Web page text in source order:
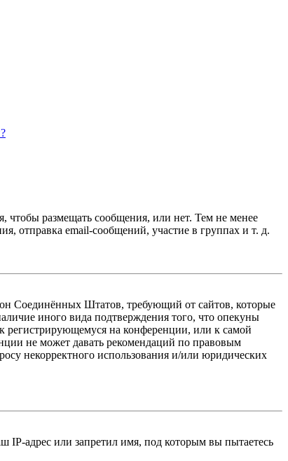
чтобы размещать сообщения, или нет. Тем не менее
отправка email-сообщений, участие в группах и т. д.
Соединённых Штатов, требующий от сайтов, которые
иного вида подтверждения того, что опекуны
регистрирующемуся на конференции, или к самой
не может давать рекомендаций по правовым
некорректного использования и/или юридических
IP-адрес или запретил имя, под которым вы пытаетесь